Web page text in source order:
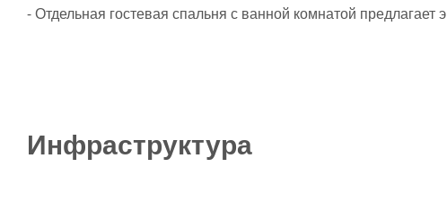
- Отдельная гостевая спальня с ванной комнатой предлагает э
Инфраструктура